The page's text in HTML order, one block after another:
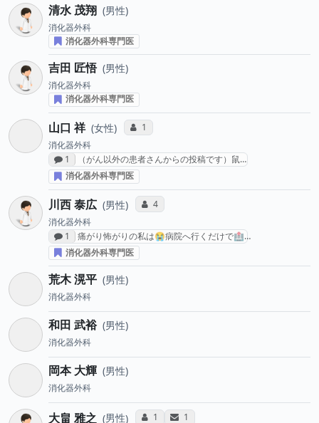
清水 茂翔 男性
消化器外科
消化器外科専門医
吉田 匠悟 男性
消化器外科
消化器外科専門医
山口 祥 女性 コミュニケーション・タイプ投票数
1
消化器外科
感想投稿数
1
（がん以外の患者さんからの投稿です）鼠…
消化器外科専門医
川西 泰広 男性 コミュニケーション・タイプ投票数
4
消化器外科
感想投稿数
1
痛がり怖がりの私は😭病院へ行くだけで🏥…
消化器外科専門医
荒木 滉平 男性
消化器外科
和田 武裕 男性
消化器外科
岡本 大輝 男性
消化器外科
大畠 雅之 男性 コミュニケーション・タイプ投票数
1 サンキューレター送付数
1